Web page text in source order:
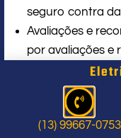
seguro contra
Avaliações e
por avaliações e
sobre o
Conclusão
(13) 99667-0753